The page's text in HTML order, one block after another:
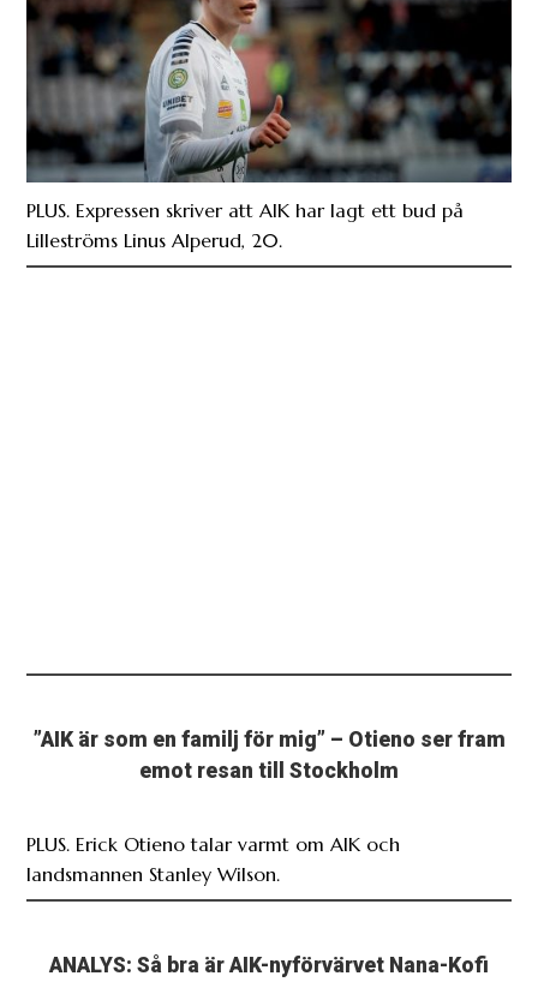
PLUS. Expressen skriver att AIK har lagt ett bud på
Lilleströms Linus Alperud, 20.
”AIK är som en familj för mig” – Otieno ser fram
emot resan till Stockholm
PLUS. Erick Otieno talar varmt om AIK och
landsmannen Stanley Wilson.
ANALYS: Så bra är AIK-nyförvärvet Nana-Kofi